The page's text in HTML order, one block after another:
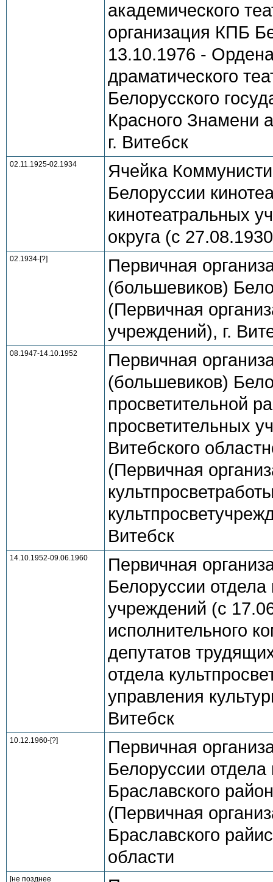
академического
организация КПБ
13.10.1976 -
драматического
Белорусского
Красного Знамени
г. Витебск
02.11.1925-02.1934
Ячейка
Белоруссии
кинотеатральных
округа (с
02.1934-[?]
Первичная
(большевиков)
(Первичная
учреждений), г.
08.1947-14.10.1952
Первичная
(большевиков)
просветительной
просветительных
Витебского
(Первичная
Витебск
14.10.1952-09.06.1960
Первичная
Белоруссии отдела
учреждений (с
исполнительного
депутатов
отдела
управления
Витебск
10.12.1960-[?]
Первичная
Белоруссии отдела
Браславского
(Первичная
Браславского
области
[не позднее